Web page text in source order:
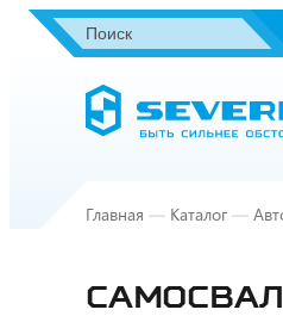
Главная — Каталог —
САМОСВАЛ